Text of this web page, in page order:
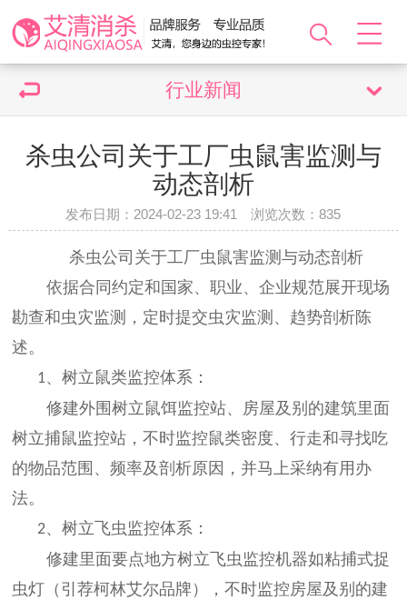
行业新闻
杀虫公司关于工厂虫鼠害监测与
动态剖析
发布日期：2024-02-23 19:41 浏览次数：835
杀虫公司关于工厂虫鼠害监测与动态剖析
依据合同约定和国家、职业、企业规范展开现场
勘查和虫灾监测，定时提交虫灾监测、趋势剖析陈
述。
1、树立鼠类监控体系：
修建外围树立鼠饵监控站、房屋及别的建筑里面
树立捕鼠监控站，不时监控鼠类密度、行走和寻找吃
的物品范围、频率及剖析原因，并马上采纳有用办
法。
2、树立飞虫监控体系：
修建里面要点地方树立飞虫监控机器如粘捕式捉
虫灯（引荐柯林艾尔品牌），不时监控房屋及别的建